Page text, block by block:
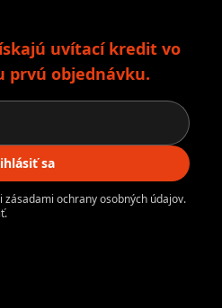
uvítací kredit vo
prvú objednávku.
sa
ochrany osobných údajov.